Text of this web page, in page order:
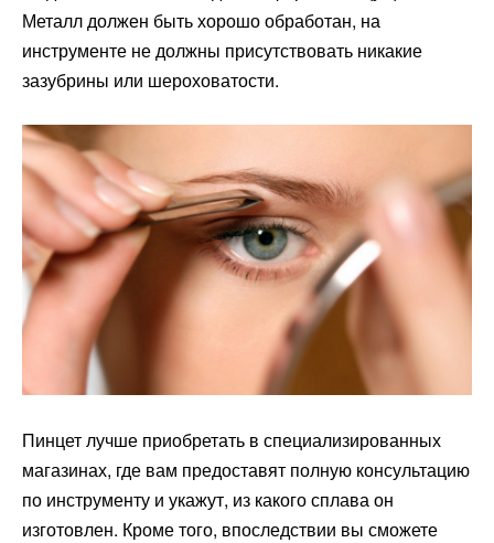
Металл должен быть хорошо обработан, на
инструменте не должны присутствовать никакие
зазубрины или шероховатости.
Пинцет лучше приобретать в специализированных
магазинах, где вам предоставят полную консультацию
по инструменту и укажут, из какого сплава он
изготовлен. Кроме того, впоследствии вы сможете